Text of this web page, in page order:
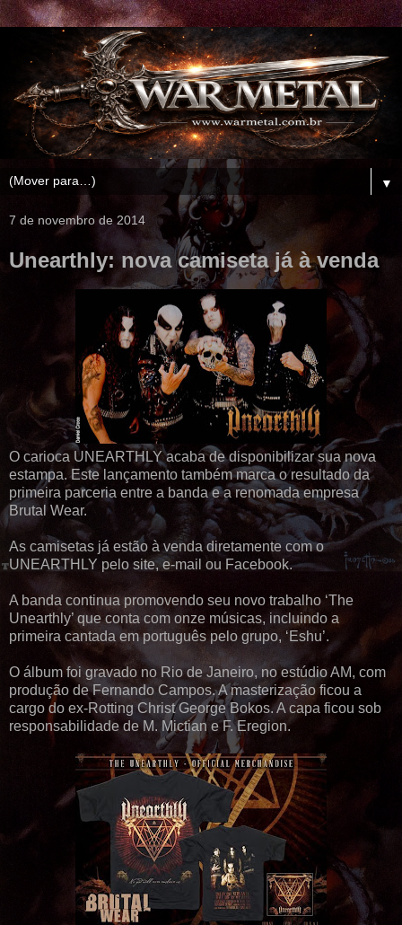
▼
7 de novembro de 2014
Unearthly: nova camiseta já à venda
O carioca UNEARTHLY acaba de disponibilizar sua nova
estampa. Este lançamento também marca o resultado da
primeira parceria entre a banda e a renomada empresa
Brutal Wear.
As camisetas já estão à venda diretamente com o
UNEARTHLY pelo site, e-mail ou Facebook.
A banda continua promovendo seu novo trabalho ‘The
Unearthly’ que conta com onze músicas, incluindo a
primeira cantada em português pelo grupo, ‘Eshu’.
O álbum foi gravado no Rio de Janeiro, no estúdio AM, com
produção de Fernando Campos. A masterização ficou a
cargo do ex-Rotting Christ George Bokos. A capa ficou sob
responsabilidade de M. Mictian e F. Eregion.